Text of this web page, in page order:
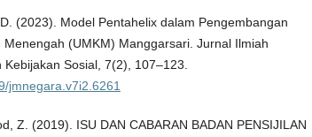
(2023). Model Pentahelix dalam Pengembangan
Menengah (UMKM) Manggarsari. Jurnal Ilmiah
Sosial, 7(2), 107–123.
jmnegara.v7i2.6261
Z. (2019). ISU DAN CABARAN BADAN PENSIJILAN